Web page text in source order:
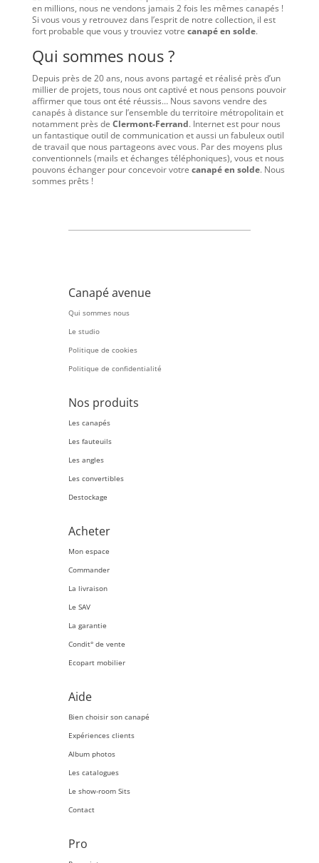
en millions, nous ne vendons jamais 2 fois les mêmes canapés !
Si vous vous y retrouvez dans l’esprit de notre collection, il est
fort probable que vous y trouviez votre canapé en solde.
Qui sommes nous ?
Depuis près de 20 ans, nous avons partagé et réalisé près d’un
millier de projets, tous nous ont captivé et nous pensons pouvoir
affirmer que tous ont été réussis… Nous savons vendre des
canapés à distance sur l’ensemble du territoire métropolitain et
notamment près de Clermont-Ferrand. Internet est pour nous
un fantastique outil de communication et aussi un fabuleux outil
de travail que nous partageons avec vous. Par des moyens plus
conventionnels (mails et échanges téléphoniques), vous et nous
pouvons échanger pour concevoir votre canapé en solde. Nous
sommes prêts !
Canapé avenue
Qui sommes nous
Le studio
Politique de cookies
Politique de confidentialité
Nos produits
Les canapés
Les fauteuils
Les angles
Les convertibles
Destockage
Acheter
Mon espace
Commander
La livraison
Le SAV
La garantie
Condit° de vente
Ecopart mobilier
Aide
Bien choisir son canapé
Expériences clients
Album photos
Les catalogues
Le show-room Sits
Contact
Pro